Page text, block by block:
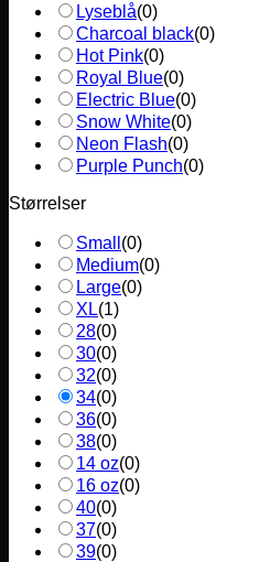
Lyseblå(0)
Charcoal black(0)
Hot Pink(0)
Royal Blue(0)
Electric Blue(0)
Snow White(0)
Neon Flash(0)
Purple Punch(0)
Størrelser
Small (0)
Medium(0)
Large(0)
XL(1)
28(0)
30(0)
32(0)
34(0)
36(0)
38(0)
14 oz(0)
16 oz(0)
40(0)
37(0)
39(0)